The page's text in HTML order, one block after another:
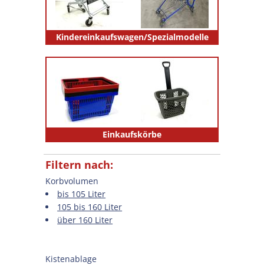
Kindereinkaufswagen/Spezialmodelle
Einkaufskörbe
Filtern nach:
Korbvolumen
bis 105 Liter
105 bis 160 Liter
über 160 Liter
Kistenablage